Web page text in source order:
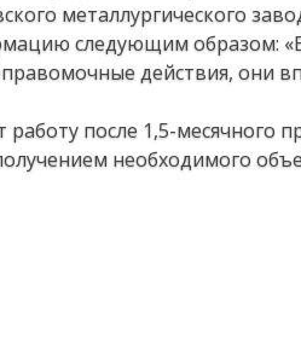
металлургического
следующим образом:
действия, они
после 1,5-месячного
необходимого